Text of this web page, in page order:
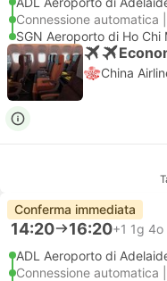
Connessione automatica
SGN Aeroporto di Ho Chi
China
Conferma immediata
14:20 16:20+1 1g 4o
ADL Aeroporto di
Connessione automatica